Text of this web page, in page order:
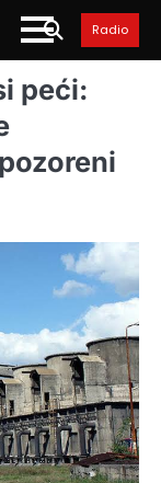
Radio
peći: